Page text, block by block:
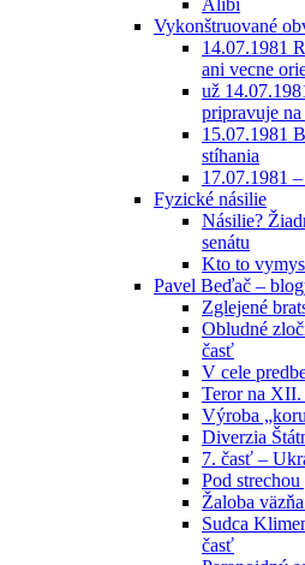
Vykonštruované
14.07.1981
ani vecne
už
pripravuje na
15.07.1981
stíhania
17.07.1981
Fyzické násilie
Násilie?
senátu
Kto to
Pavel Beďač –
Zglejené
Obludné
časť
V cele
Teror na
Výroba
Diverzia
7. časť –
Pod
Žaloba
Sudca
časť